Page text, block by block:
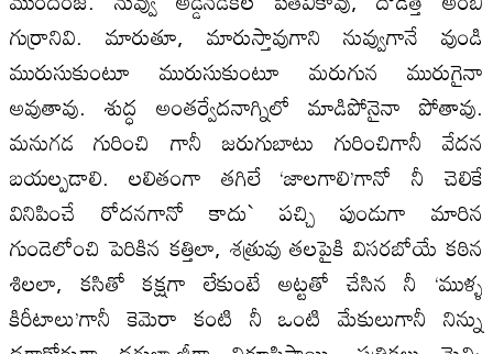
గుర్రానివి. మారుతూ, మారుస్తావుగాని నువ్వుగానే వుండి
మురుసుకుంటూ మురుసుకుంటూ మరుగున మురుగైనా
అవుతావు. శుద్ధ అంతర్వేదనాగ్నిలో మాడిపోనైనా పోతావు.
మనుగడ గురించి గానీ జరుగుబాటు గురించిగానీ వేదన
బయల్పడాలి. లలితంగా తగిలే ‘జాలగాలి’గానో నీ చెలికే
వినిపించే రోదనగానో కాదు` పచ్చి పుండుగా మారిన
గుండెలోంచి పెరికిన కత్తిలా, శత్రువు తలపైకి విసరబోయే కఠిన
శిలలా, కసితో కక్షగా లేకుంటే అట్టతో చేసిన నీ ‘ముళ్ళ
కిరీటాలు’గానీ కెమెరా కంటి నీ ఒంటి మేకులుగానీ నిన్ను